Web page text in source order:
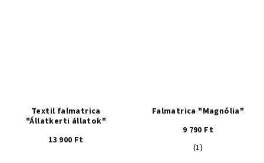
Textil falmatrica
"Állatkerti állatok"
13 900 Ft
Falmatrica "Magnólia"
9 790 Ft
A
(1)